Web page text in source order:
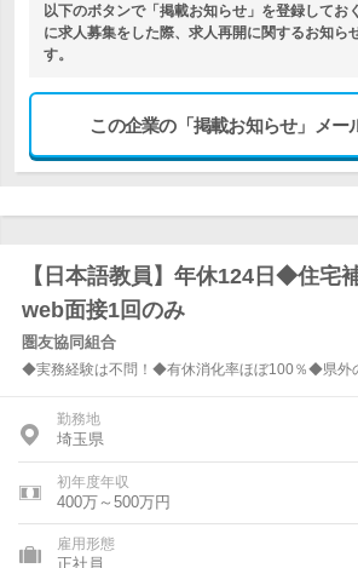
以下のボタンで「掲載お知らせ」を登録してお
に求人募集をした際、求人再開に関するお知ら
す。
この企業の「掲載お知らせ」メー
【日本語教員】年休124日◆住宅
web面接1回のみ
圏友協同組合
◆実務経験は不問！◆有休消化率ほぼ100％◆県外
勤務地
埼玉県
初年度年収
400万～500万円
雇用形態
正社員